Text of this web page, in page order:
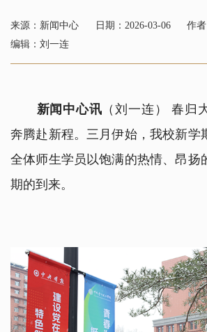
来源：新闻中心 日期：2026-03-06
作
编辑：刘一连
新闻中心讯 （刘一连） 春归
奔腾赴新程。三月伊始，我校新学
全体师生学员以饱满的热情、昂扬
期的到来。